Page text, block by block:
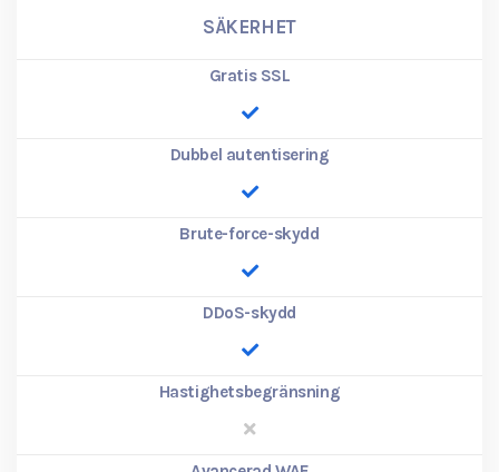
SÄKERHET
Gratis SSL
Dubbel autentisering
Brute-force-skydd
DDoS-skydd
Hastighetsbegränsning